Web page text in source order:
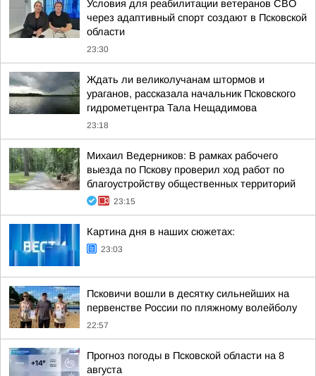
Условия для реабилитации ветеранов СВО
через адаптивный спорт создают в Псковской
области
23:30
Ждать ли великолучанам штормов и
ураганов, рассказала начальник Псковского
гидрометцентра Тала Нещадимова
23:18
Михаил Ведерников: В рамках рабочего
выезда по Пскову проверил ход работ по
благоустройству общественных территорий
23:15
Картина дня в наших сюжетах:
23:03
Псковичи вошли в десятку сильнейших на
первенстве России по пляжному волейболу
22:57
Прогноз погоды в Псковской области на 8
августа